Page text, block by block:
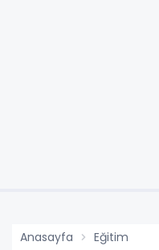
Anasayfa Eğitim